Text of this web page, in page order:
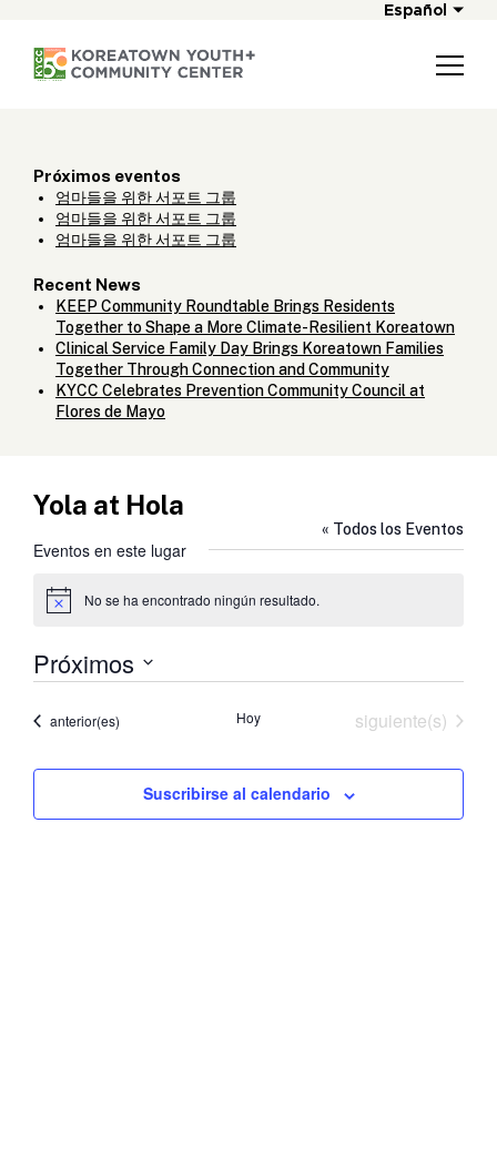
Español
Próximos eventos
엄마들을 위한 서포트 그룹
엄마들을 위한 서포트 그룹
엄마들을 위한 서포트 그룹
Recent News
KEEP Community Roundtable Brings Residents
Together to Shape a More Climate-Resilient Koreatown
Clinical Service Family Day Brings Koreatown Families
Together Through Connection and Community
KYCC Celebrates Prevention Community Council at
Flores de Mayo
Yola at Hola
« Todos los Eventos
Eventos en este lugar
Aviso No se ha encontrado ningún resultado.
Próximos
fecha.
Eventos
anterior(es) Hoy Eventos
siguiente(s)
Suscribirse al calendario